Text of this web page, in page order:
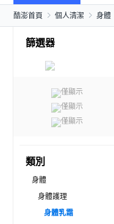
酷澎首頁 個人清潔 身體
篩選器
僅顯示
僅顯示
僅顯示
類別
身體
身體護理
身體乳霜